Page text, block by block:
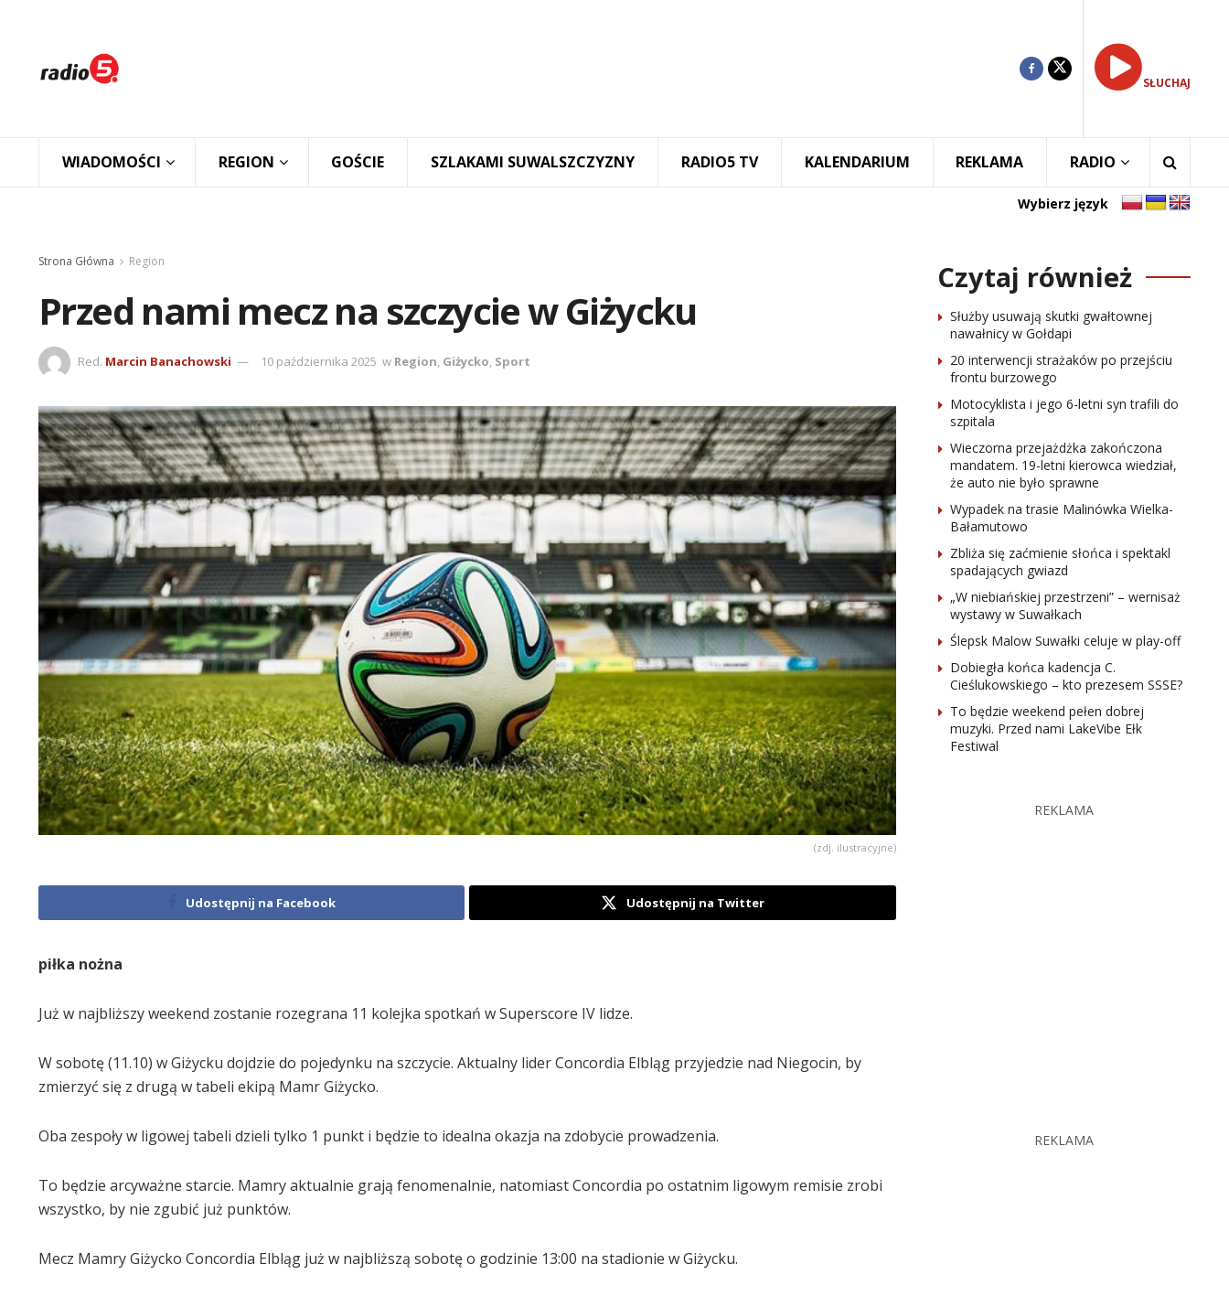
SŁUCHAJ
WIADOMOŚCI REGION GOŚCIE SZLAKAMI SUWALSZCZYZNY RADIO5 TV KALENDARIUM REKLAMA RADIO
Wybierz język
Strona Główna Region
Przed nami mecz na szczycie w Giżycku
Red. Marcin Banachowski 10 października 2025 w Region, Giżycko, Sport
(zdj. ilustracyjne)
Udostępnij na Facebook Udostępnij na Twitter
piłka nożna
Już w najbliższy weekend zostanie rozegrana 11 kolejka spotkań w Superscore IV lidze.
W sobotę (11.10) w Giżycku dojdzie do pojedynku na szczycie. Aktualny lider Concordia Elbląg przyjedzie nad Niegocin, by
zmierzyć się z drugą w tabeli ekipą Mamr Giżycko.
Oba zespoły w ligowej tabeli dzieli tylko 1 punkt i będzie to idealna okazja na zdobycie prowadzenia.
To będzie arcyważne starcie. Mamry aktualnie grają fenomenalnie, natomiast Concordia po ostatnim ligowym remisie zrobi
wszystko, by nie zgubić już punktów.
Mecz Mamry Giżycko Concordia Elbląg już w najbliższą sobotę o godzinie 13:00 na stadionie w Giżycku.
Czytaj również
Służby usuwają skutki gwałtownej
nawałnicy w Gołdapi
20 interwencji strażaków po przejściu
frontu burzowego
Motocyklista i jego 6-letni syn trafili do
szpitala
Wieczorna przejażdżka zakończona
mandatem. 19-letni kierowca wiedział,
że auto nie było sprawne
Wypadek na trasie Malinówka Wielka-
Bałamutowo
Zbliża się zaćmienie słońca i spektakl
spadających gwiazd
„W niebiańskiej przestrzeni” – wernisaż
wystawy w Suwałkach
Ślepsk Malow Suwałki celuje w play-off
Dobiegła końca kadencja C.
Cieślukowskiego – kto prezesem SSSE?
To będzie weekend pełen dobrej
muzyki. Przed nami LakeVibe Ełk
Festiwal
REKLAMA
REKLAMA